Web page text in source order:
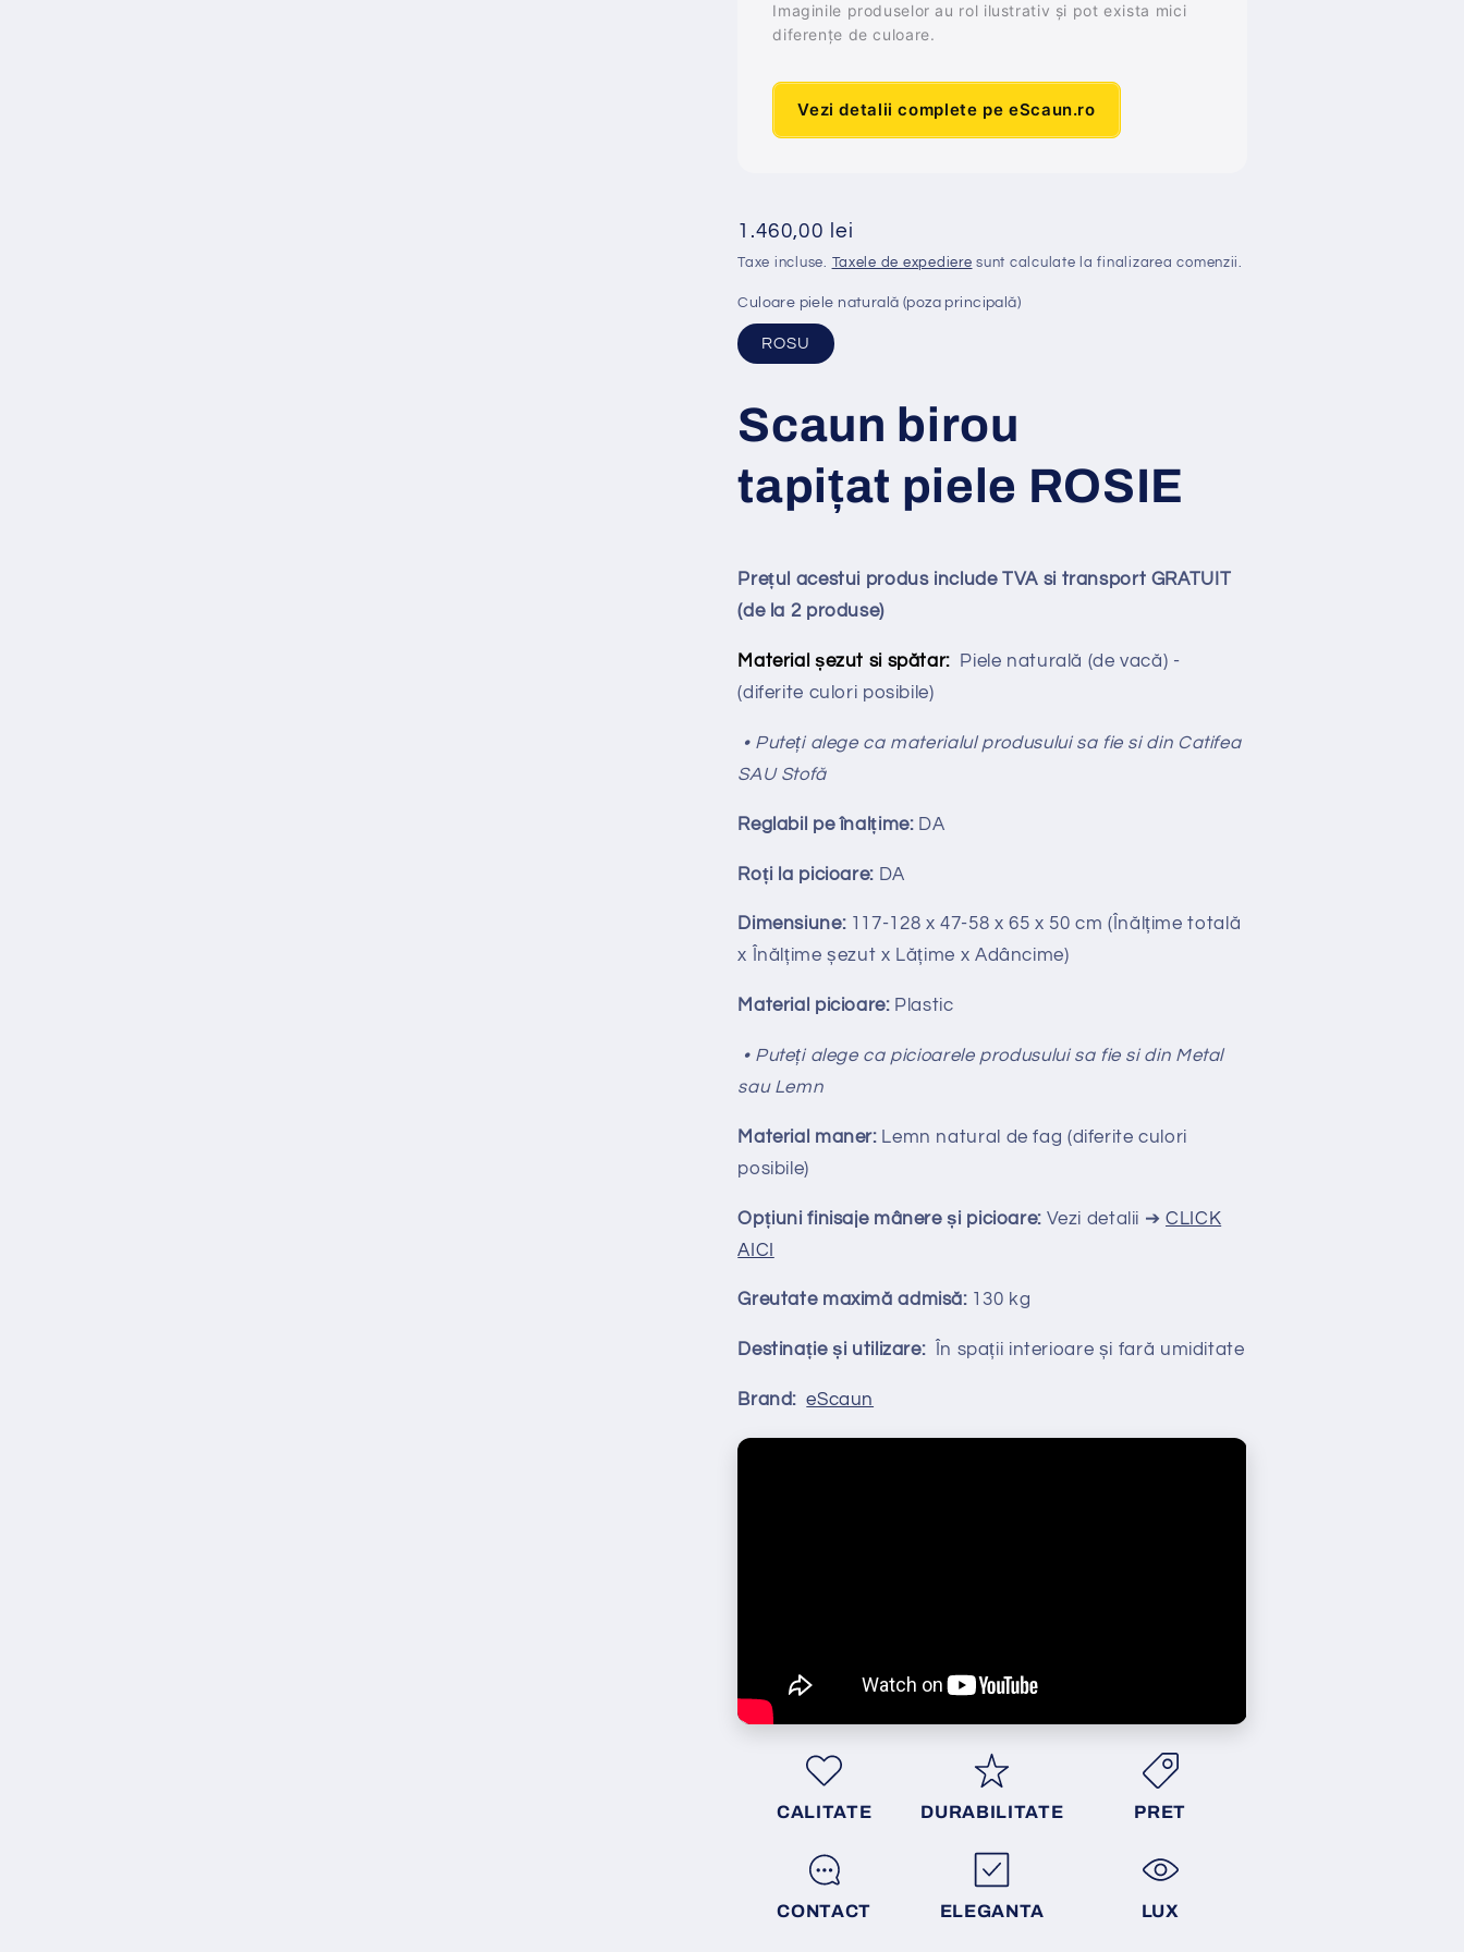
Imaginile produselor au rol ilustrativ și pot exista mici
diferențe de culoare.
Vezi detalii complete pe eScaun.ro
Preț
obișnuit
1.460,00 lei
Taxe incluse. Taxele de expediere sunt calculate la finalizarea comenzii.
Culoare piele naturală (poza principală)
ROSU
Scaun birou
tapițat piele ROSIE
Prețul acestui produs include TVA si transport GRATUIT
(de la 2 produse)
Material șezut si spătar:
Piele naturală (de vacă) -
(diferite culori posibile)
• Puteți alege ca materialul produsului sa fie si din Catifea
SAU Stofă
Reglabil peînalțime: DA
Roți la picioare: DA
Dimensiune: 117-128 x 47-58 x 65 x 50 cm (Înălțime totală
x Înălțimeșezut x Lățime x Adâncime)
Material picioare:Plastic
• Puteți alege ca picioarele produsului sa fie si din Metal
sau Lemn
Material maner:Lemn natural de fag (diferite culori
posibile)
Opțiuni finisaje mânere și picioare: Vezi detalii ➔CLICK
AICI
Greutate maximă admisă: 130 kg
Destinație și utilizare:În spații interioare și fară umiditate
Brand:eScaun
CALITATE DURABILITATE PRET
CONTACT ELEGANTA LUX